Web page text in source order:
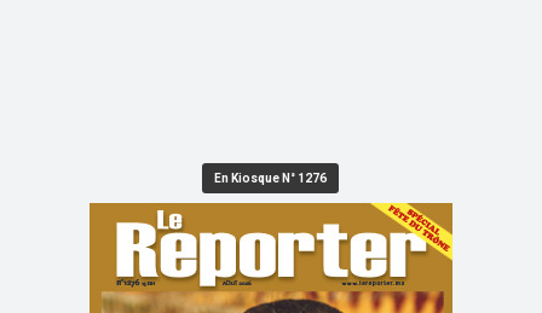
En Kiosque N° 1276